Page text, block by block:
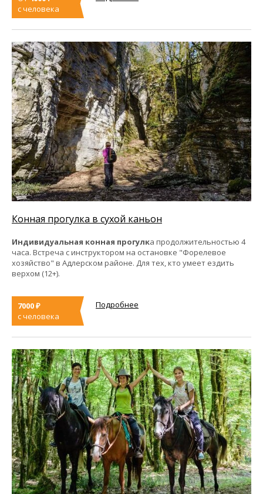
с человека
Конная прогулка в сухой каньон
Индивидуальная конная прогулка продолжительностью 4
часа. Встреча с инструктором на остановке "Форелевое
хозяйство" в Адлерском районе. Для тех, кто умеет ездить
верхом (12+).
7000 ₽
с человека
Подробнее